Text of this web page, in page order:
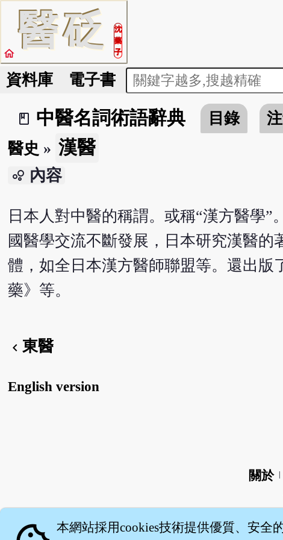
醫砭
沈
藥
子
home
資料庫 電子書
book_2
中醫名詞術語辭典 目錄
醫史 » 漢醫
bubble_chart 內容
日本人對中醫的稱謂。或稱“漢方醫學
國醫學交流不斷發展，日本研究漢醫
體，如全日本漢方醫師聯盟等。還出
藥》等。
chevron_left 東醫
English version
關於
本網站採用cookies技術提供優質、安全